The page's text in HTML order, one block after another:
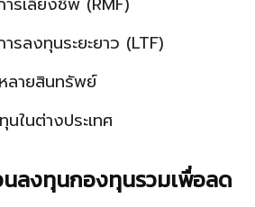
รลงทุนระยะยาว (LTF)
ลายสินทรัพย์
ในต่างประเทศ
ลงทุนกองทุนรวมเพื่อลด